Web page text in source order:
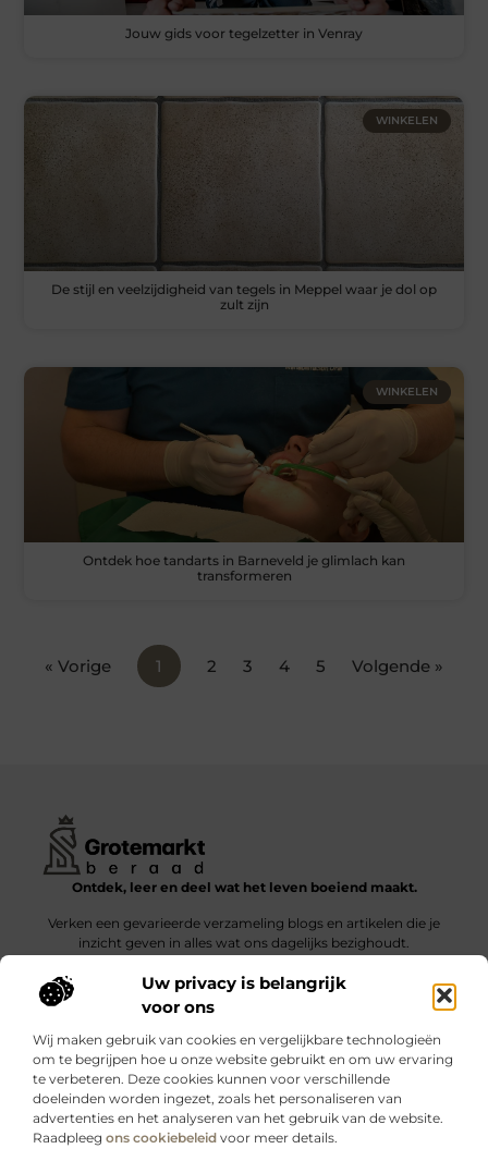
Uw privacy is belangrijk
voor ons
Wij maken gebruik van cookies en vergelijkbare technologieën
om te begrijpen hoe u onze website gebruikt en om uw ervaring
te verbeteren. Deze cookies kunnen voor verschillende
doeleinden worden ingezet, zoals het personaliseren van
advertenties en het analyseren van het gebruik van de website.
Raadpleeg ons cookiebeleid voor meer details.
Jouw gids voor tegelzetter in Venray
WINKELEN
De stijl en veelzijdigheid van tegels in Meppel waar je dol op
zult zijn
WINKELEN
Ontdek hoe tandarts in Barneveld je glimlach kan
transformeren
« Vorige 1 2 3 4 5 Volgende »
Ontdek, leer en deel wat het leven boeiend maakt.
Verken een gevarieerde verzameling blogs en artikelen die je
inzicht geven in alles wat ons dagelijks bezighoudt.
Bericht categorie
Onze informatie